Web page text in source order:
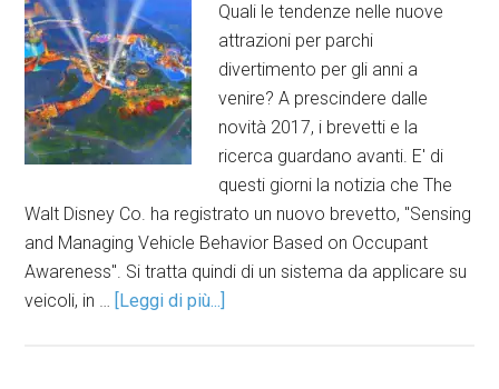
Quali le tendenze nelle nuove
attrazioni per parchi
divertimento per gli anni a
venire? A prescindere dalle
novità 2017, i brevetti e la
ricerca guardano avanti. E' di
questi giorni la notizia che The
Walt Disney Co. ha registrato un nuovo brevetto, "Sensing
and Managing Vehicle Behavior Based on Occupant
Awareness". Si tratta quindi di un sistema da applicare su
veicoli, in … [Leggi di più...]